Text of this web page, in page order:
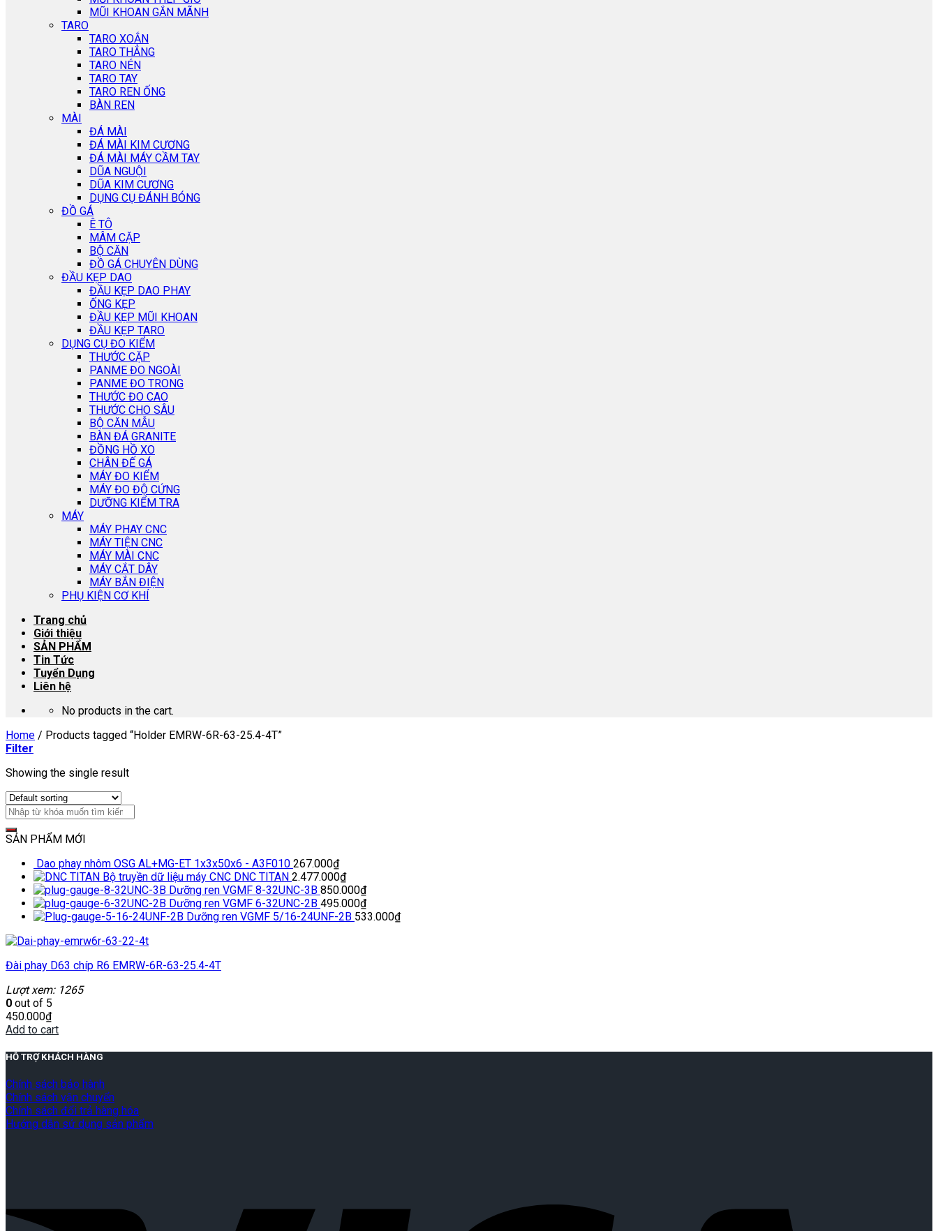
MŨI KHOAN GẮN MÃNH
TARO
TARO XOẮN
TARO THẲNG
TARO NÉN
TARO TAY
TARO REN ỐNG
BÀN REN
MÀI
ĐÁ MÀI
ĐÁ MÀI KIM CƯƠNG
ĐÁ MÀI MÁY CẦM TAY
DŨA NGUỘI
DŨA KIM CƯƠNG
DỤNG CỤ ĐÁNH BÓNG
ĐỒ GÁ
Ê TÔ
MÂM CẶP
BỘ CĂN
ĐỒ GÁ CHUYÊN DÙNG
ĐẦU KẸP DAO
ĐẦU KẸP DAO PHAY
ỐNG KẸP
ĐẦU KẸP MŨI KHOAN
ĐẦU KẸP TARO
DỤNG CỤ ĐO KIỂM
THƯỚC CẶP
PANME ĐO NGOÀI
PANME ĐO TRONG
THƯỚC ĐO CAO
THƯỚC CHO SÂU
BỘ CĂN MẪU
BÀN ĐÁ GRANITE
ĐỒNG HỒ XO
CHÂN ĐẾ GÁ
MÁY ĐO KIỂM
MÁY ĐO ĐỘ CỨNG
DƯỠNG KIỂM TRA
MÁY
MÁY PHAY CNC
MÁY TIỆN CNC
MÁY MÀI CNC
MÁY CẮT DÂY
MÁY BẮN ĐIỆN
PHỤ KIỆN CƠ KHÍ
Trang chủ
Giới thiệu
SẢN PHẨM
Tin Tức
Tuyển Dụng
Liên hệ
No products in the cart.
Home / Products tagged “Holder EMRW-6R-63-25.4-4T”
Filter
Showing the single result
SẢN PHẨM MỚI
Dao phay nhôm OSG AL+MG-ET 1x3x50x6 - A3F010 267.000₫
Bộ truyền dữ liệu máy CNC DNC TITAN 2.477.000₫
Dưỡng ren VGMF 8-32UNC-3B 850.000₫
Dưỡng ren VGMF 6-32UNC-2B 495.000₫
Dưỡng ren VGMF 5/16-24UNF-2B 533.000₫
Đài phay D63 chíp R6 EMRW-6R-63-25.4-4T
Lượt xem: 1265
0 out of 5
450.000₫
Add to cart
HỖ TRỢ KHÁCH HÀNG
Chính sách bảo hành
Chính sách vận chuyển
Chính sách đổi trả hàng hóa
Hướng dẫn sử dụng sản phẩm